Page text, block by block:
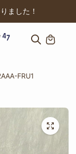
ました！
FRU1